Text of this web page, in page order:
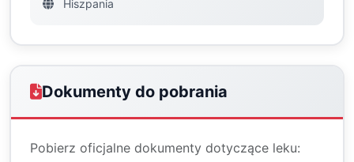
Hiszpania
Dokumenty do pobrania
Pobierz oficjalne dokumenty dotyczące leku: